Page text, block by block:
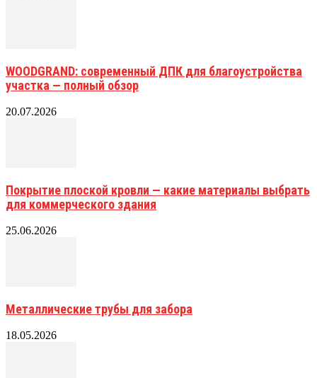
WOODGRAND: современный ДПК для благоустройства
участка — полный обзор
20.07.2026
Покрытие плоской кровли — какие материалы выбрать
для коммерческого здания
25.06.2026
Металлические трубы для забора
18.05.2026